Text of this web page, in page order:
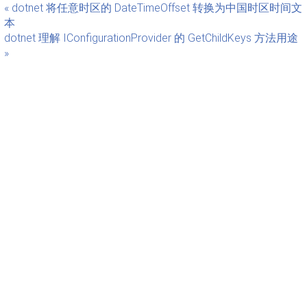
« dotnet 将任意时区的 DateTimeOffset 转换为中国时区时间文
本
dotnet 理解 IConfigurationProvider 的 GetChildKeys 方法用途
»